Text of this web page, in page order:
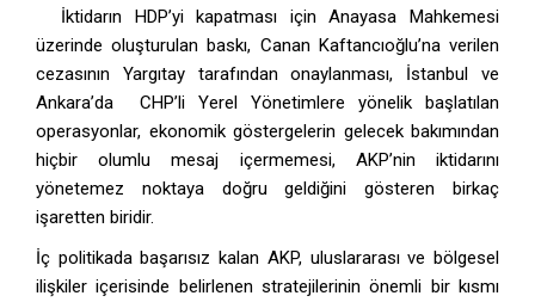
İktidarın HDP’yi kapatması için Anayasa Mahkemesi
üzerinde oluşturulan baskı, Canan Kaftancıoğlu’na verilen
cezasının Yargıtay tarafından onaylanması, İstanbul ve
Ankara’da CHP’li Yerel Yönetimlere yönelik başlatılan
operasyonlar, ekonomik göstergelerin gelecek bakımından
hiçbir olumlu mesaj içermemesi, AKP’nin iktidarını
yönetemez noktaya doğru geldiğini gösteren birkaç
işaretten biridir.
İç politikada başarısız kalan AKP, uluslararası ve bölgesel
ilişkiler içerisinde belirlenen stratejilerinin önemli bir kısmı